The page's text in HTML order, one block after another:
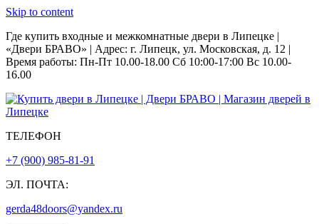
Skip to content
Где купить входные и межкомнатные двери в Липецке |
«Двери БРАВО» | Адрес: г. Липецк, ул. Московская, д. 12 |
Время работы: Пн-Пт 10.00-18.00 Сб 10:00-17:00 Вс 10.00-
16.00
ТЕЛЕФОН
+7 (900) 985-81-91
ЭЛ. ПОЧТА:
gerda48doors@yandex.ru